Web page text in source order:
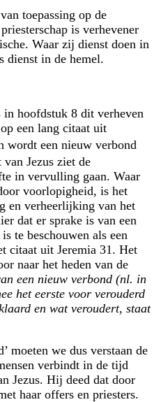
toepassing op de
is verhevener
Waar zij dienst doen in
dienst in de hemel.
hoofdstuk 8 dit verheven
een lang citaat uit
wordt een nieuw verbond
Jezus ziet de
in vervulling gaan. Waar
voorlopigheid, is het
en verheerlijking van het
dat er sprake is van een
te beschouwen als een
citaat uit Jeremia 31. Het
naar het heden van de
een nieuw verbond (nl. in
het eerste voor verouderd
en wat veroudert, staat
moeten we dus verstaan de
verbindt in de tijd
Jezus. Hij deed dat door
haar offers en priesters.